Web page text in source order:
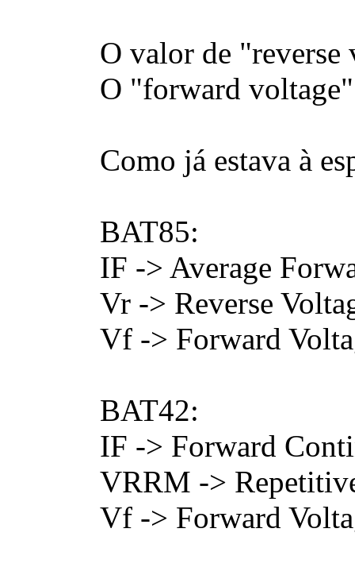
O valor de "reverse
O "forward voltage"
Como já estava à
BAT85:
IF -> Average
Vr -> Reverse
Vf -> Forward
BAT42:
IF -> Forward
VRRM ->
Vf -> Forward